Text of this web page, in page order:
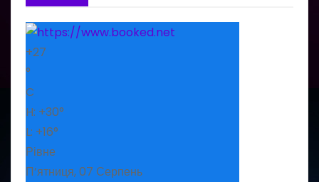
+27
°
C
H: +30°
L: +16°
Рівне
П’ятниця, 07 Серпень